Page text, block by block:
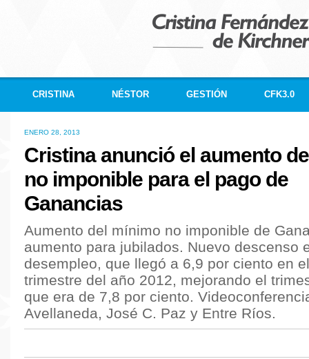
CRISTINA NÉSTOR GESTIÓN CFK3.0
ENERO 28, 2013
Cristina anunció el aumento
no imponible para el pago de
Ganancias
Aumento del mínimo no imponible de
aumento para jubilados. Nuevo descenso
desempleo, que llegó a 6,9 por ciento en
trimestre del año 2012, mejorando el
que era de 7,8 por ciento.
Avellaneda, José C. Paz y Entre Ríos.